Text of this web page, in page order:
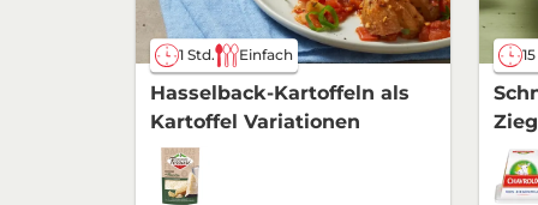
1 Std. Einfach
Hasselback-Kartoffeln als
Kartoffel Variationen